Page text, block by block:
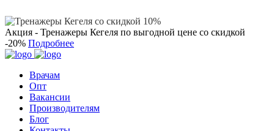
Акция - Тренажеры Кегеля по выгодной цене со скидкой
-20% Подробнее
Врачам
Опт
Вакансии
Производителям
Блог